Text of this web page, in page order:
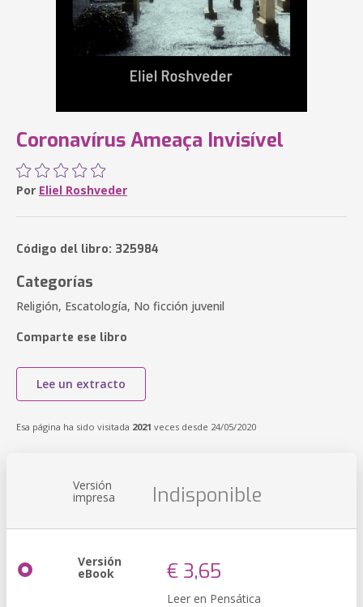
Coronavírus Ameaça Invisível
Por Eliel Roshveder
Código del libro: 325984
Categorías
Religión, Escatología, No ficción juvenil
Comparte ese libro
Lee un extracto
Esa página ha sido visitada 2021 veces desde 24/05/2020
Versión
impresa Indisponible
Versión
eBook € 3,65
Leer en Pensática